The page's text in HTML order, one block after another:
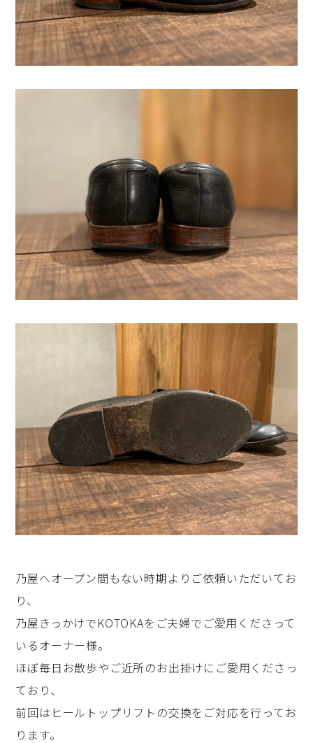
乃屋へオープン間もない時期よりご依頼いただいてお
り、
乃屋きっかけでKOTOKAをご夫婦でご愛用くださって
いるオーナー様。
ほぼ毎日お散歩やご近所のお出掛けにご愛用くださっ
ており、
前回はヒールトップリフトの交換をご対応を行ってお
ります。